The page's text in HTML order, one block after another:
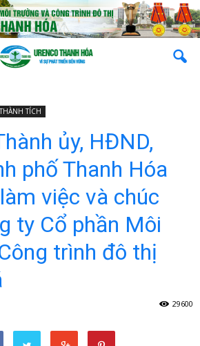
THÀNH TÍCH
ủy, HĐND,
phố Thanh Hóa
việc và chúc
ty Cổ phần Môi
trình đô thị
29600